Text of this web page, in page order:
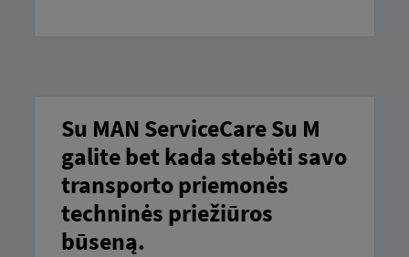
Su MAN ServiceCare Su M
galite bet kada stebėti savo
transporto priemonės
techninės priežiūros
būseną.